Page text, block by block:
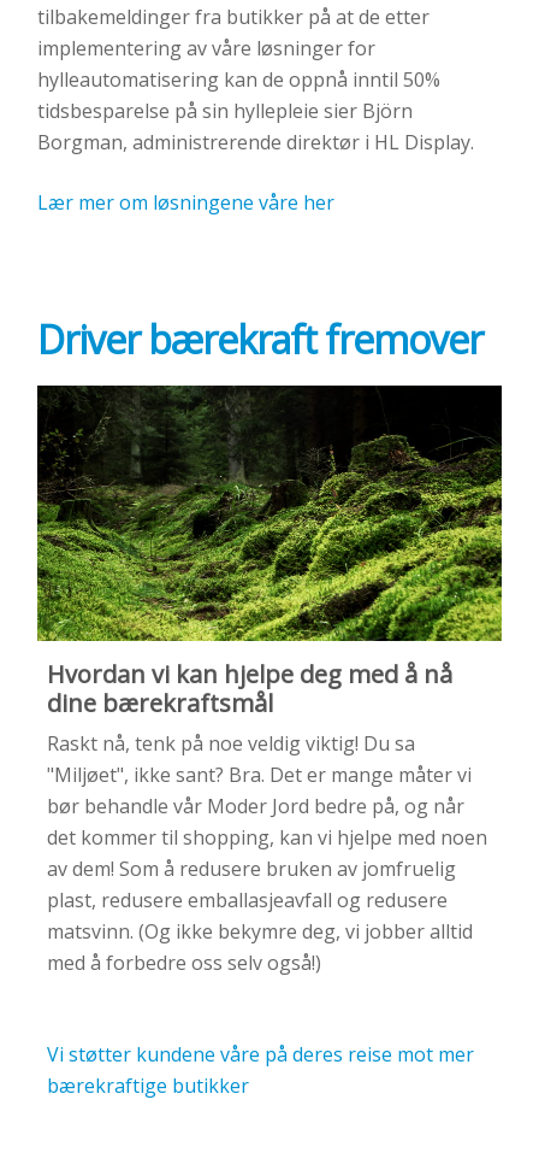
tilbakemeldinger fra butikker på at de etter
implementering av våre løsninger for
hylleautomatisering kan de oppnå inntil 50%
tidsbesparelse på sin hyllepleie sier Björn
Borgman, administrerende direktør i HL Display.
Lær mer om løsningene våre her
Driver bærekraft fremover
Hvordan vi kan hjelpe deg med å nå
dine bærekraftsmål
Raskt nå, tenk på noe veldig viktig! Du sa
"Miljøet", ikke sant? Bra. Det er mange måter vi
bør behandle vår Moder Jord bedre på, og når
det kommer til shopping, kan vi hjelpe med noen
av dem! Som å redusere bruken av jomfruelig
plast, redusere emballasjeavfall og redusere
matsvinn. (Og ikke bekymre deg, vi jobber alltid
med å forbedre oss selv også!)
Vi støtter kundene våre på deres reise mot mer
bærekraftige butikker